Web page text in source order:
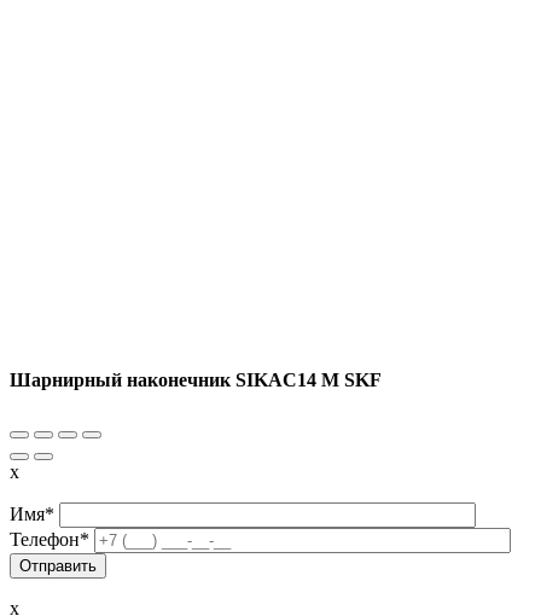
Шарнирный наконечник SIKAC14 M SKF
x
Имя*
Телефон*
x